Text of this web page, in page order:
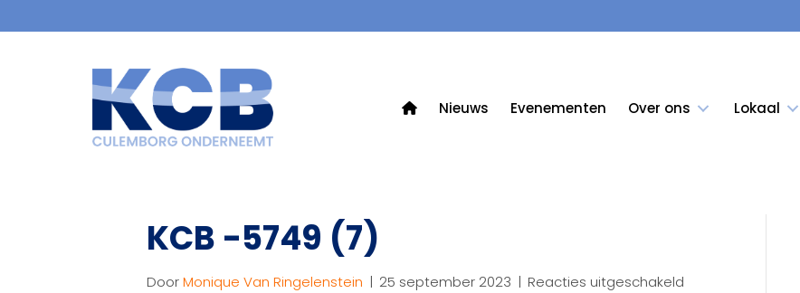
Nieuws Evenementen Over ons Lokaal
KCB -5749 (7)
DoorMonique Van Ringelenstein | 25 september 2023 | Reacties uitgeschakeld